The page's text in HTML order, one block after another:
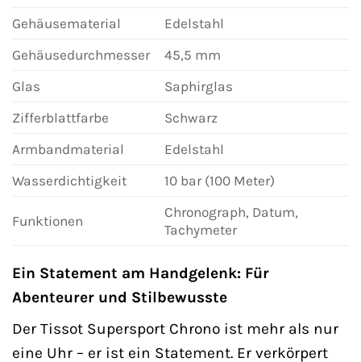
Gehäusematerial
Edelstahl
Gehäusedurchmesser
45,5 mm
Glas
Saphirglas
Zifferblattfarbe
Schwarz
Armbandmaterial
Edelstahl
Wasserdichtigkeit
10 bar (100 Meter)
Funktionen
Chronograph, Datum,
Tachymeter
Ein Statement am Handgelenk: Für
Abenteurer und Stilbewusste
Der Tissot Supersport Chrono ist mehr als nur
eine Uhr – er ist ein Statement. Er verkörpert